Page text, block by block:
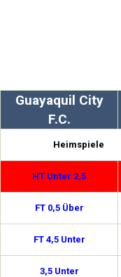
Guayaquil City
F.C.
Heimspiele
HT Unter 2,5
FT 0,5 Über
FT 4,5 Unter
3,5 Unter